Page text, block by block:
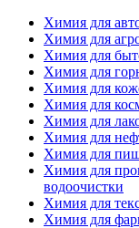
Химия для
Химия для
Химия для
Химия для
Химия для
Химия для
Химия для
Химия для
Химия для
Химия для
водоочистки
Химия для
Химия для